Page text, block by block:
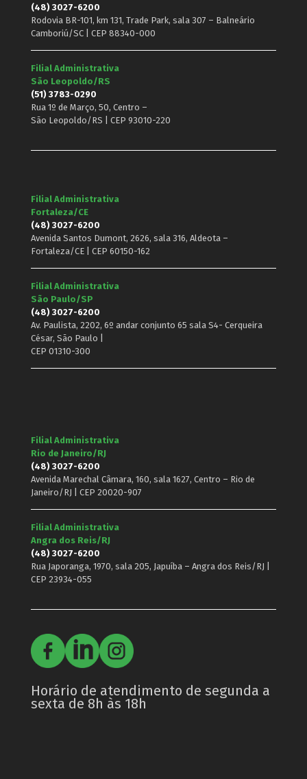
(48) 3027-6200
Rodovia BR-101, km 131, Trade Park, sala 307 – Balneário
Camboriú/SC | CEP 88340-000
Filial Administrativa
São Leopoldo/RS
(51) 3783-0290
Rua 1º de Março, 50, Centro –
São Leopoldo/RS | CEP 93010-220
Filial Administrativa
Fortaleza/CE
(48) 3027-6200
Avenida Santos Dumont, 2626, sala 316, Aldeota –
Fortaleza/CE | CEP 60150-162
Filial Administrativa
São Paulo/SP
(48) 3027-6200
Av. Paulista, 2202, 6º andar conjunto 65 sala S4- Cerqueira
César, São Paulo |
CEP 01310-300
Filial Administrativa
Rio de Janeiro/RJ
(48) 3027-6200
Avenida Marechal Câmara, 160, sala 1627, Centro – Rio de
Janeiro/RJ | CEP 20020-907
Filial Administrativa
Angra dos Reis/RJ
(48) 3027-6200
Rua Japoranga, 1970, sala 205, Japuíba – Angra dos Reis/RJ |
CEP 23934-055
Horário de atendimento de segunda a
sexta de 8h às 18h